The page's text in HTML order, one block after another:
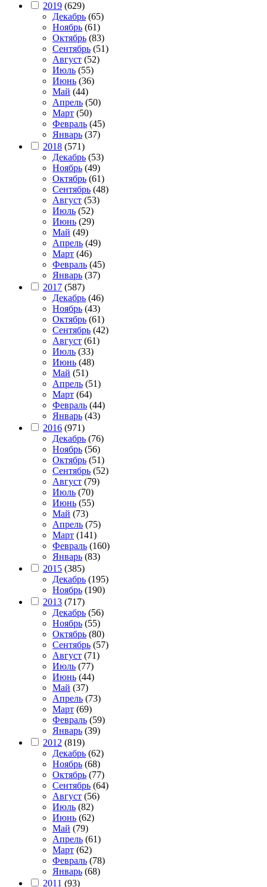
2019 (629)
Декабрь (65)
Ноябрь (61)
Октябрь (83)
Сентябрь (51)
Август (52)
Июль (55)
Июнь (36)
Май (44)
Апрель (50)
Март (50)
Февраль (45)
Январь (37)
2018 (571)
Декабрь (53)
Ноябрь (49)
Октябрь (61)
Сентябрь (48)
Август (53)
Июль (52)
Июнь (29)
Май (49)
Апрель (49)
Март (46)
Февраль (45)
Январь (37)
2017 (587)
Декабрь (46)
Ноябрь (43)
Октябрь (61)
Сентябрь (42)
Август (61)
Июль (33)
Июнь (48)
Май (51)
Апрель (51)
Март (64)
Февраль (44)
Январь (43)
2016 (971)
Декабрь (76)
Ноябрь (56)
Октябрь (51)
Сентябрь (52)
Август (79)
Июль (70)
Июнь (55)
Май (73)
Апрель (75)
Март (141)
Февраль (160)
Январь (83)
2015 (385)
Декабрь (195)
Ноябрь (190)
2013 (717)
Декабрь (56)
Ноябрь (55)
Октябрь (80)
Сентябрь (57)
Август (71)
Июль (77)
Июнь (44)
Май (37)
Апрель (73)
Март (69)
Февраль (59)
Январь (39)
2012 (819)
Декабрь (62)
Ноябрь (68)
Октябрь (77)
Сентябрь (64)
Август (56)
Июль (82)
Июнь (62)
Май (79)
Апрель (61)
Март (62)
Февраль (78)
Январь (68)
2011 (93)